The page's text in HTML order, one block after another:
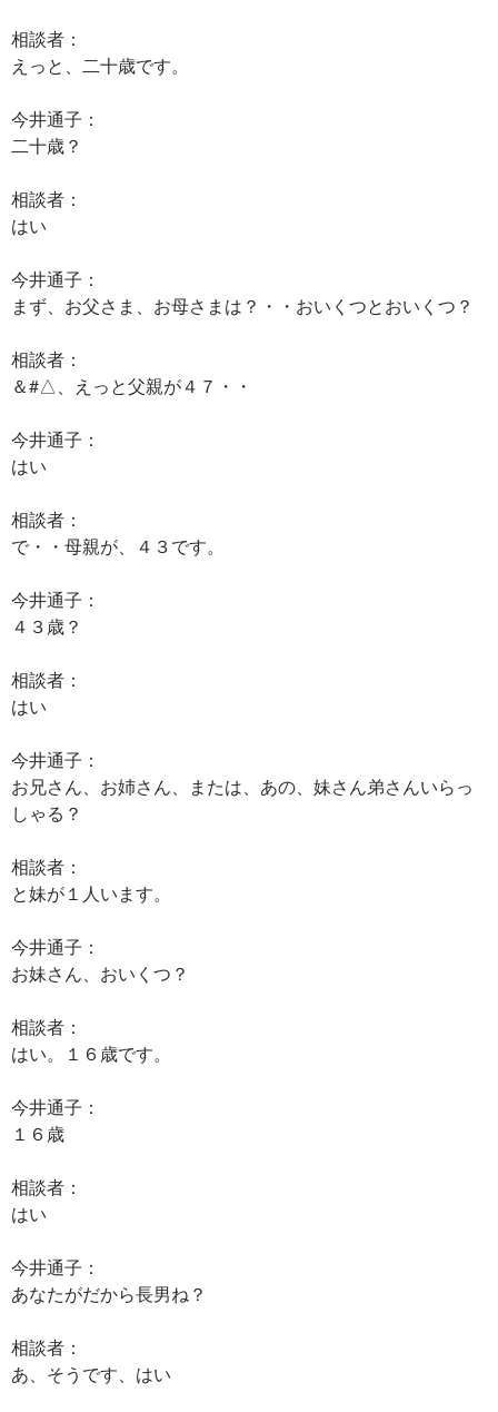
相談者：
えっと、二十歳です。
今井通子：
二十歳？
相談者：
はい
今井通子：
まず、お父さま、お母さまは？・・おいくつとおいくつ？
相談者：
＆#△、えっと父親が４７・・
今井通子：
はい
相談者：
で・・母親が、４３です。
今井通子：
４３歳？
相談者：
はい
今井通子：
お兄さん、お姉さん、または、あの、妹さん弟さんいらっ
しゃる？
相談者：
と妹が１人います。
今井通子：
お妹さん、おいくつ？
相談者：
はい。１６歳です。
今井通子：
１６歳
相談者：
はい
今井通子：
あなたがだから長男ね？
相談者：
あ、そうです、はい